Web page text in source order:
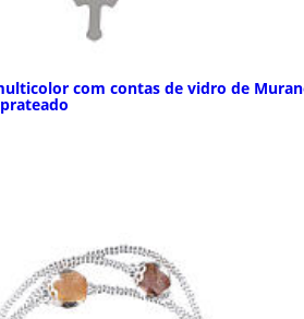
com contas de vidro de